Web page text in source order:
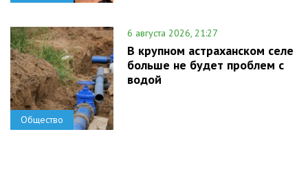
Общество
6 августа 2026, 21:27
В крупном астраханском селе
больше не будет проблем с
водой